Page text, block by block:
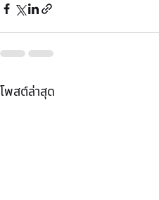
โพสต์ล่าสุด